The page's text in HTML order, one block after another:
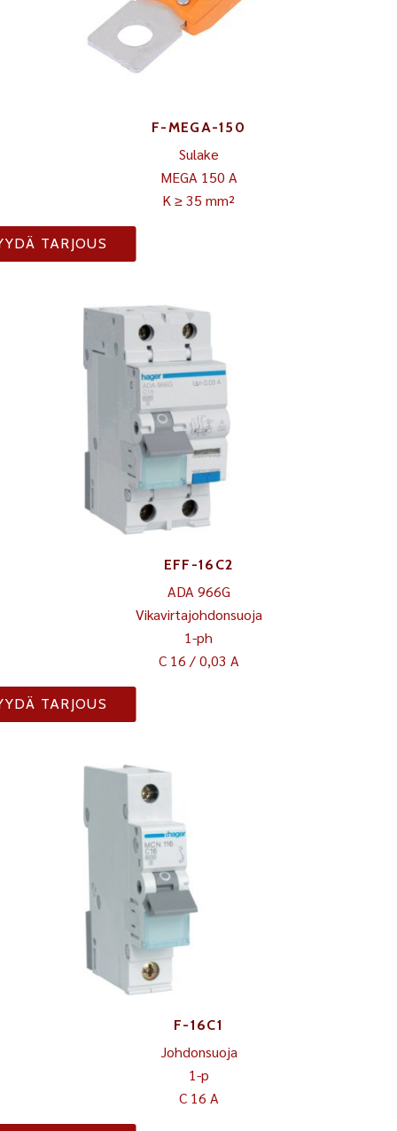
F-MEGA-150
Sulake
MEGA 150 A
K ≥ 35 mm²
TARJOUS
EFF-16C2
ADA 966G
Vikavirtajohdonsuoja
1-ph
C 16 / 0,03 A
TARJOUS
F-16C1
Johdonsuoja
1-p
C 16 A